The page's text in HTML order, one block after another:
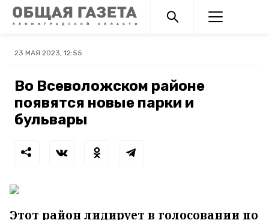
23 МАЯ 2023, 12:55
Во Всеволожском районе
появятся новые парки и
бульвары
Этот район лидирует в голосовании по